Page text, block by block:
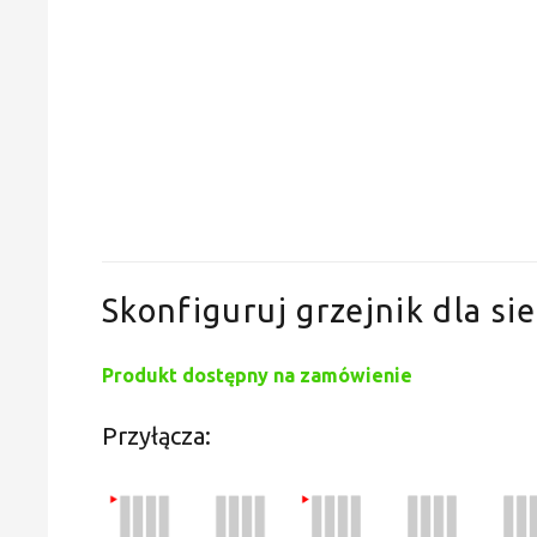
Skonfiguruj grzejnik dla
Produkt dostępny na zamówienie
Przyłącza: